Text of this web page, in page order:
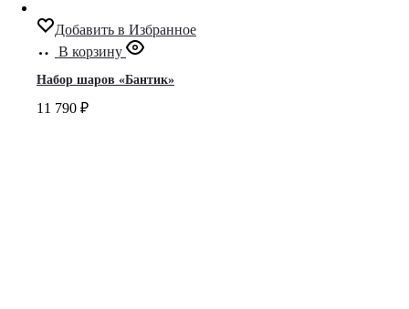
Добавить в Избранное
В корзину
Набор шаров «Бантик»
11 790 ₽